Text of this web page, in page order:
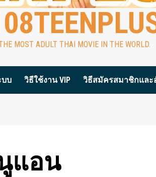
MOST ADULT THAI MOVIE IN THE WORLD.
บบ วิธีใช้งาน VIP วิธีสมัครสมาชิกและอั
แอน